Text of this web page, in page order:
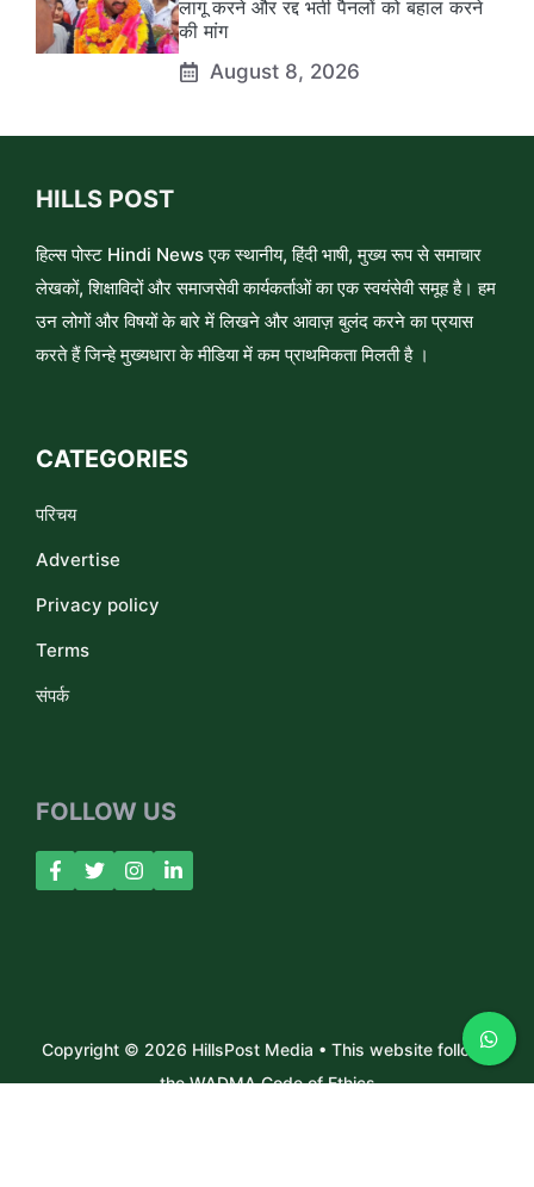
लागू करने और रद्द भर्ती पैनलों को बहाल करने
की मांग
August 8, 2026
HILLS POST
हिल्स पोस्ट Hindi News एक स्थानीय, हिंदी भाषी, मुख्य रूप से समाचार
लेखकों, शिक्षाविदों और समाजसेवी कार्यकर्ताओं का एक स्वयंसेवी समूह है। हम
उन लोगों और विषयों के बारे में लिखने और आवाज़ बुलंद करने का प्रयास
करते हैं जिन्हे मुख्यधारा के मीडिया में कम प्राथमिकता मिलती है ।
CATEGORIES
परिचय
Advertise
Privacy policy
Terms
संपर्क
FOLLOW US
Copyright © 2026 HillsPost Media • This website follows
the WADMA Code of Ethics